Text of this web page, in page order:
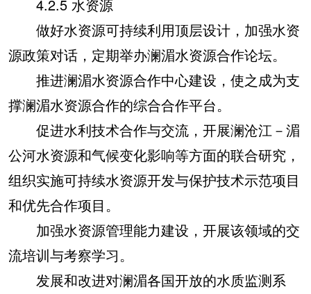
4.2.5 水资源
做好水资源可持续利用顶层设计，加强水资
源政策对话，定期举办澜湄水资源合作论坛。
推进澜湄水资源合作中心建设，使之成为支
撑澜湄水资源合作的综合合作平台。
促进水利技术合作与交流，开展澜沧江－湄
公河水资源和气候变化影响等方面的联合研究，
组织实施可持续水资源开发与保护技术示范项目
和优先合作项目。
加强水资源管理能力建设，开展该领域的交
流培训与考察学习。
发展和改进对澜湄各国开放的水质监测系